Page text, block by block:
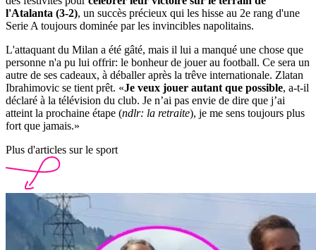
l'Atalanta (3-2), un succès précieux qui les hisse au 2e rang d'une
Serie A toujours dominée par les invincibles napolitains.
L'attaquant du Milan a été gâté, mais il lui a manqué une chose que
personne n'a pu lui offrir: le bonheur de jouer au football. Ce sera un
autre de ses cadeaux, à déballer après la trêve internationale. Zlatan
Ibrahimovic se tient prêt. «Je veux jouer autant que possible, a-t-il
déclaré à la télévision du club. Je n’ai pas envie de dire que j’ai
atteint la prochaine étape (ndlr: la retraite), je me sens toujours plus
fort que jamais.»
Plus d'articles sur le sport